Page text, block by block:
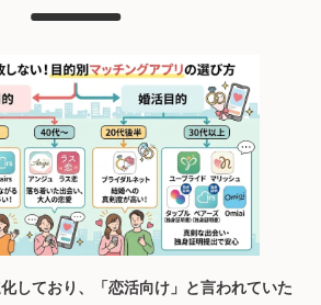
しており、「恋活向け」と言われていた